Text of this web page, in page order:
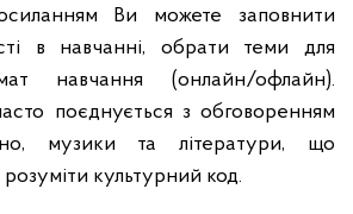
Ви можете заповнити
в навчанні, обрати теми для
навчання (онлайн/офлайн).
поєднується з обговоренням
музики та літератури, що
культурний код.